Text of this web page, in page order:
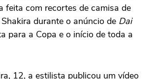
feita com recortes de camisa de
durante o anúncio de Dai
para a Copa e o início de toda a
12, a estilista publicou um vídeo